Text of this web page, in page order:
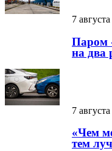
7 августа
Паром
на два
7 августа
«Чем
тем